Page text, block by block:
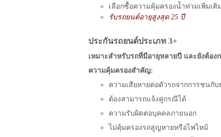
เลือกซื้อความคุ้มครองน้ำท่วมเพิ่มเติ
รับรถยนต์อายุสูงสุด 25 ปี
ประกันรถยนต์ประเภท 3+
เหมาะสำหรับรถที่มีอายุหลายปี และยังต้อ
ความคุ้มครองสำคัญ:
ความเสียหายต่อตัวรถจากการชนกั
ต้องสามารถแจ้งคู่กรณีได้
ความรับผิดต่อบุคคลภายนอก
ไม่คุ้มครองรถสูญหายหรือไฟไหม้